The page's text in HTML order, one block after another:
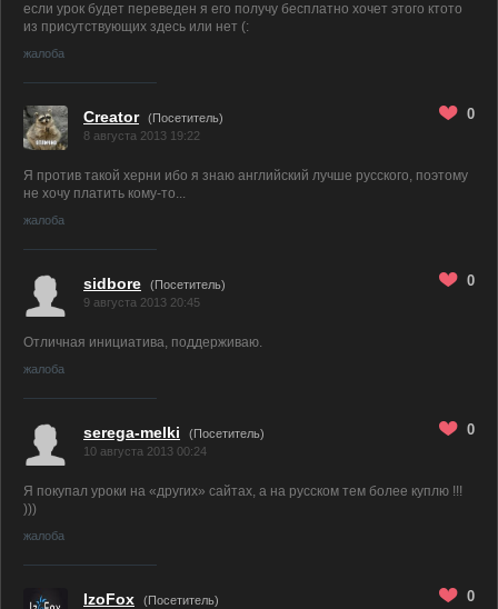
если урок будет переведен я его получу бесплатно хочет этого ктото
из присутствующих здесь или нет (:
жалоба
Creator
(Посетитель)
8 августа 2013 19:22
0
Я против такой херни ибо я знаю английский лучше русского, поэтому
не хочу платить кому-то...
жалоба
sidbore
(Посетитель)
9 августа 2013 20:45
0
Отличная инициатива, поддерживаю.
жалоба
serega-melki
(Посетитель)
10 августа 2013 00:24
0
Я покупал уроки на «других» сайтах, а на русском тем более куплю !!!
)))
жалоба
IzoFox
(Посетитель)
0